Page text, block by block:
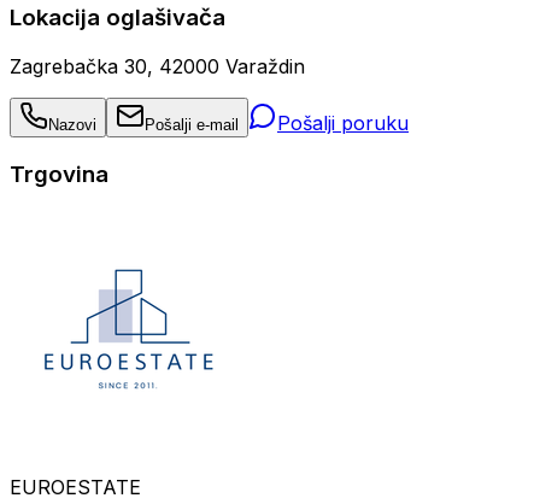
Lokacija oglašivača
Zagrebačka 30, 42000 Varaždin
Nazovi Pošalji e-mail Pošalji poruku
Trgovina
EUROESTATE